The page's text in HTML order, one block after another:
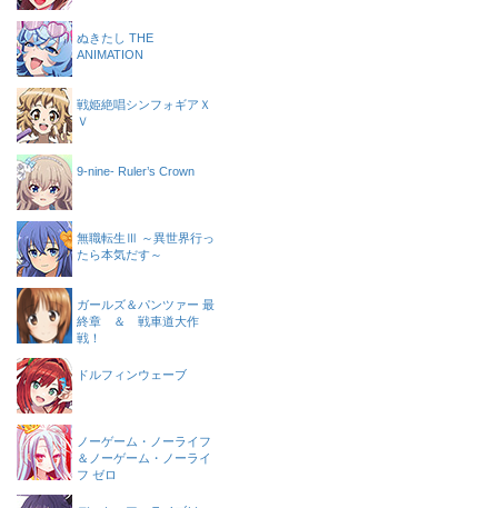
ぬきたし THE
ANIMATION
戦姫絶唱シンフォギアＸ
Ｖ
9-nine- Ruler’s Crown
無職転生Ⅲ ～異世界行っ
たら本気だす～
ガールズ＆パンツァー 最
終章 ＆ 戦車道大作
戦！
ドルフィンウェーブ
ノーゲーム・ノーライフ
＆ノーゲーム・ノーライ
フ ゼロ